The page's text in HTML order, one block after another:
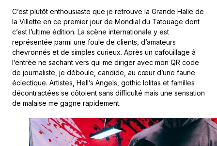
C’est plutôt enthousiaste que je retrouve la Grande Halle de
la Villette en ce premier jour de Mondial du Tatouage dont
c’est l’ultime édition. La scène internationale y est
représentée parmi une foule de clients, d’amateurs
chevronnés et de simples curieux. Après un cafouillage à
l’entrée ne sachant vers qui me diriger avec mon QR code
de journaliste, je déboule, candide, au cœur d’une faune
éclectique. Artistes, Hell’s Angels, gothic lolitas et familles
décontractées se côtoient sans difficulté mais une sensation
de malaise me gagne rapidement.